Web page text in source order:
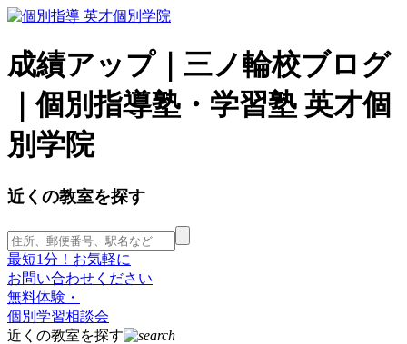
成績アップ｜三ノ輪校ブログ
｜個別指導塾・学習塾 英才個
別学院
近くの教室を探す
最短1分！お気軽に
お問い合わせください
無料体験・
個別学習相談会
近くの教室を探す